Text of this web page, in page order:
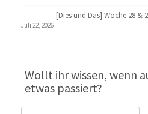
[Dies und Das] Woche 28 &
Juli 22, 2026
Wollt ihr wissen, wenn
etwas passiert?